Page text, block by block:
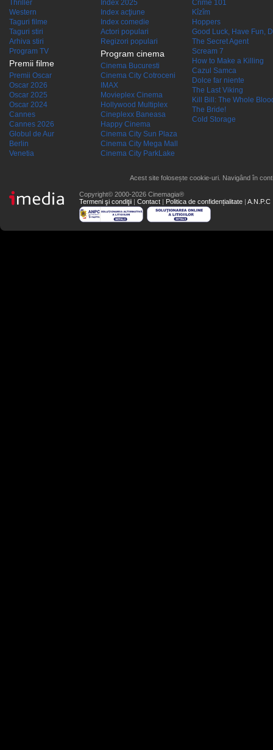
Thriller
Western
Taguri filme
Taguri stiri
Arhiva stiri
Program TV
Premii filme
Premii Oscar
Oscar 2026
Oscar 2025
Oscar 2024
Cannes
Cannes 2026
Globul de Aur
Berlin
Venetia
Index 2025
Index acţiune
Index comedie
Actori populari
Regizori populari
Program cinema
Cinema Bucuresti
Cinema City Cotroceni
IMAX
Movieplex Cinema
Hollywood Multiplex
Cineplexx Baneasa
Happy Cinema
Cinema City Sun Plaza
Cinema City Mega Mall
Cinema City ParkLake
Crime 101
Kîzîm
Hoppers
Good Luck, Have Fun,
The Secret Agent
Scream 7
How to Make a Killing
Cazul Samca
Dolce far niente
The Last Viking
Kill Bill: The Whole
The Bride!
Cold Storage
Acest site folosește cookie-uri. Navigând în
Copyright© 2000-2026 Cinemagia®
Termeni şi condiţii | Contact | Politica de confidențialitate | A.N.P.C